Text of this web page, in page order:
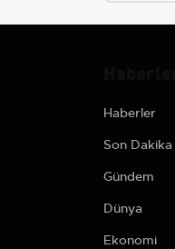
Haberler
Son Dakika
Gündem
Dünya
Ekonomi